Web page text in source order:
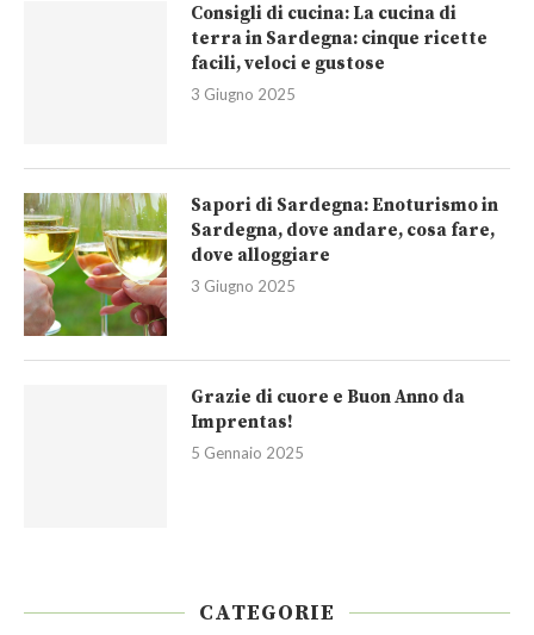
Consigli di cucina: La cucina di
terra in Sardegna: cinque ricette
facili, veloci e gustose
3 Giugno 2025
Sapori di Sardegna: Enoturismo in
Sardegna, dove andare, cosa fare,
dove alloggiare
3 Giugno 2025
Grazie di cuore e Buon Anno da
Imprentas!
5 Gennaio 2025
CATEGORIE